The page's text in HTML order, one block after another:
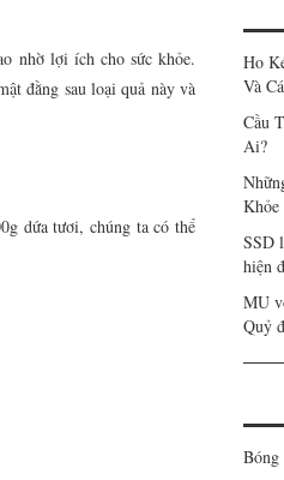
nhờ lợi ích cho sức khỏe.
đằng sau loại quả này và
dứa tươi, chúng ta có thể
Ho
Và
Cầu
Ai?
SSD
hiện
MU
Quỷ
Bóng